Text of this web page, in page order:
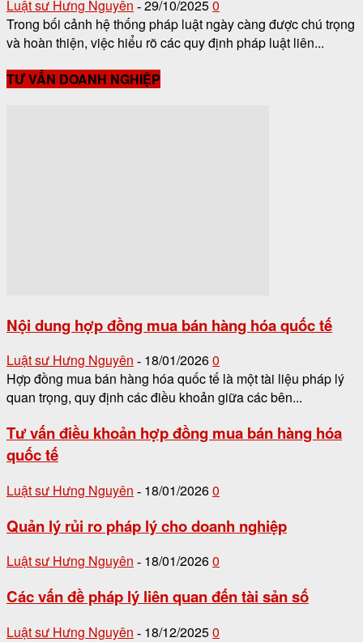
Luật sư Hưng Nguyên - 29/10/20250
Trong bối cảnh hệ thống pháp luật ngày càng được chú trọng
và hoàn thiện, việc hiểu rõ các quy định pháp luật liên...
TƯ VẤN DOANH NGHIỆP
Nội dung hợp đồng mua bán hàng hóa quốc tế
Luật sư Hưng Nguyên - 18/01/20260
Hợp đồng mua bán hàng hóa quốc tế là một tài liệu pháp lý
quan trọng, quy định các điều khoản giữa các bên...
Tư vấn điều khoản hợp đồng mua bán hàng hóa
quốc tế
Luật sư Hưng Nguyên - 18/01/20260
Quản lý rủi ro pháp lý cho doanh nghiệp
Luật sư Hưng Nguyên - 18/01/20260
Các vấn đề pháp lý liên quan đến tài sản số
Luật sư Hưng Nguyên - 18/12/20250